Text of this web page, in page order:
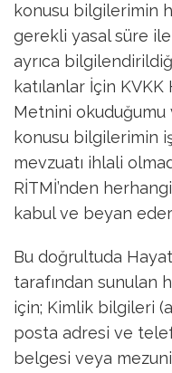
konusu bilgilerimin
gerekli yasal süre
ayrıca
katılanlar İçin KVKK
Metnini okuduğumu
konusu bilgilerimin
mevzuatı ihlali
RİTMİ’nden
kabul ve beyan
Bu doğrultuda
tarafından sunulan
için; Kimlik bilgileri
posta adresi ve
belgesi veya